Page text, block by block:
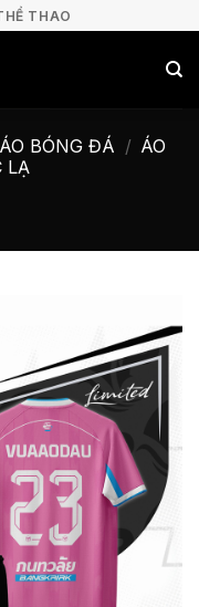
THAO
ÁO BÓNG ĐÁ / ÁO
LẠ